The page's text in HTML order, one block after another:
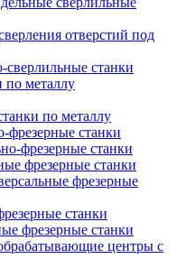
отверстий под
сверлильные станки
по металлу
по металлу
фрезерные станки
фрезерные станки
фрезерные станки
фрезерные
станки
фрезерные станки
центры с